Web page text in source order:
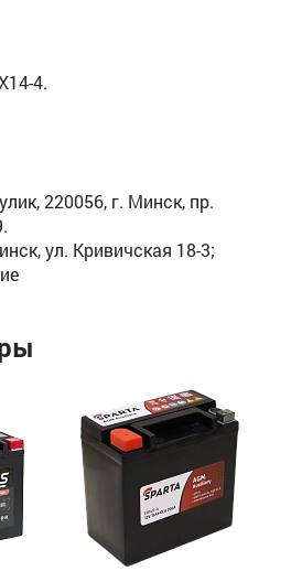
4.
220056, г. Минск, пр.
ул. Кривичская 18-3;